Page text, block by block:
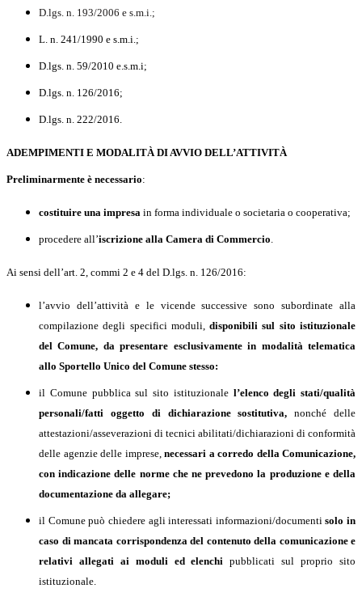
D.lgs. n. 193/2006 e s.m.i.;
L. n. 241/1990 e s.m.i.;
D.lgs. n. 59/2010 e.s.m.i;
D.lgs. n. 126/2016;
D.lgs. n. 222/2016.
ADEMPIMENTI E MODALITÀ DI AVVIO DELL’ATTIVITÀ
Preliminarmente è necessario:
costituire una impresa in forma individuale o societaria o cooperativa;
procedere all’iscrizione alla Camera di Commercio
Ai sensi dell’art. 2, commi 2 e 4 del D.lgs. n. 126/2016:
l’avvio dell’attività e le vicende successive sono subordinate alla
compilazione degli specifici moduli,disponibili sul sito istituzionale
del Comune, da presentare esclusivamente in modalità telematica
allo Sportello Unico del Comune stesso:
il Comune pubblica sul sito istituzionale l’elenco degli stati/qualità
personali/fatti oggetto di dichiarazione sostitutiva,nonché delle
attestazioni/asseverazioni di tecnici abilitati/dichiarazioni di conformità
delle agenzie delle imprese, necessari a corredo della Comunicazione,
con indicazione delle norme che ne prevedono la produzione e della
documentazione da allegare;
il Comune può chiedere agli interessati informazioni/documentisolo in
caso di mancata corrispondenza del contenuto della comunicazione e
relativi allegati ai moduli ed elenchi pubblicati sul proprio sito
istituzionale.